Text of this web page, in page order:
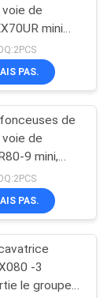
de
mini
PAS.
de
de
9 mini,
PAS.
-3
le groupe